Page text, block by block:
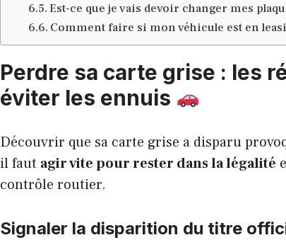
Est-ce que je vais devoir changer mes
Comment faire si mon véhicule est en
Perdre sa carte grise : les
éviter les ennuis
Découvrir que sa carte grise a disparu
il faut agir vite pour rester dans la légalité
contrôle routier.
Signaler la disparition du titre